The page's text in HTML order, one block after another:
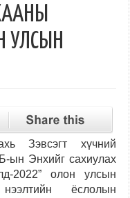
УЛСЫН
Зэвсэгт хүчний
ын Энхийг сахиулах
2022” олон улсын
ёслолын